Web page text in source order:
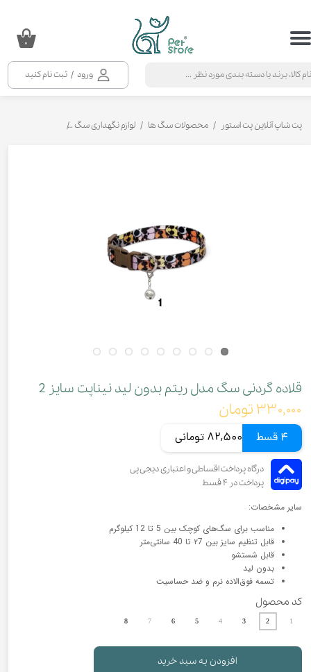
ورود / ثبت نام کنید
حساب کاربری من
خروج از حساب کاربری
۰
پت شاپ آنلاین پت استور محصولات سگ ها لوازم نگهداری سگ
قلاده گردنی سگ مدل ریتم بدون لید نیناپت سایز 2
۳۳۰,۰۰۰ تومان
4 قسط 82,500 تومانی
سایر مشخصات:
مناسب برای سگ‌های کوچک بین 5 تا 12 کیلوگرم
قابل تنظیم سایز بین ۲7 تا 40 سانتی‌متر
قابل شستشو
بدون لید
تسمه فوق‌الاده نرم و ضد حساسیت
کد محصول
1
2
3
4
5
6
7
8
افزودن به سبد خرید